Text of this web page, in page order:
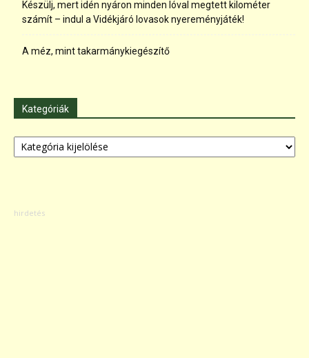
Készülj, mert idén nyáron minden lóval megtett kilométer
számít – indul a Vidékjáró lovasok nyereményjáték!
A méz, mint takarmánykiegészítő
Kategóriák
Kategóriák